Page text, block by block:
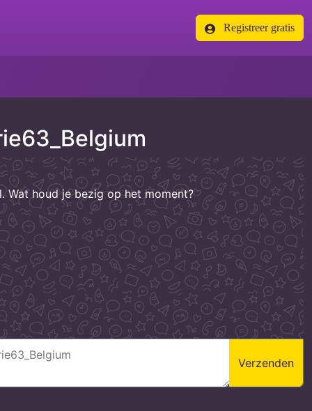
Registreer gratis
Wat houd je bezig op het moment?
Verzenden